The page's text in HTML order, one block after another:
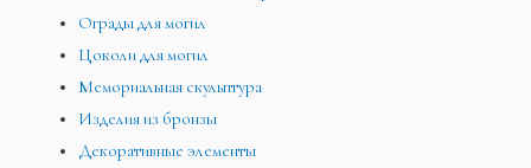
Ограды для могил
Цоколи для могил
Мемориальная скульптура
Изделия из бронзы
Декоративные элементы